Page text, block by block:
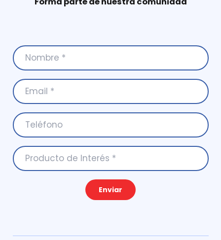
Enviar